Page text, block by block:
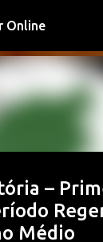
Online
–
Médio